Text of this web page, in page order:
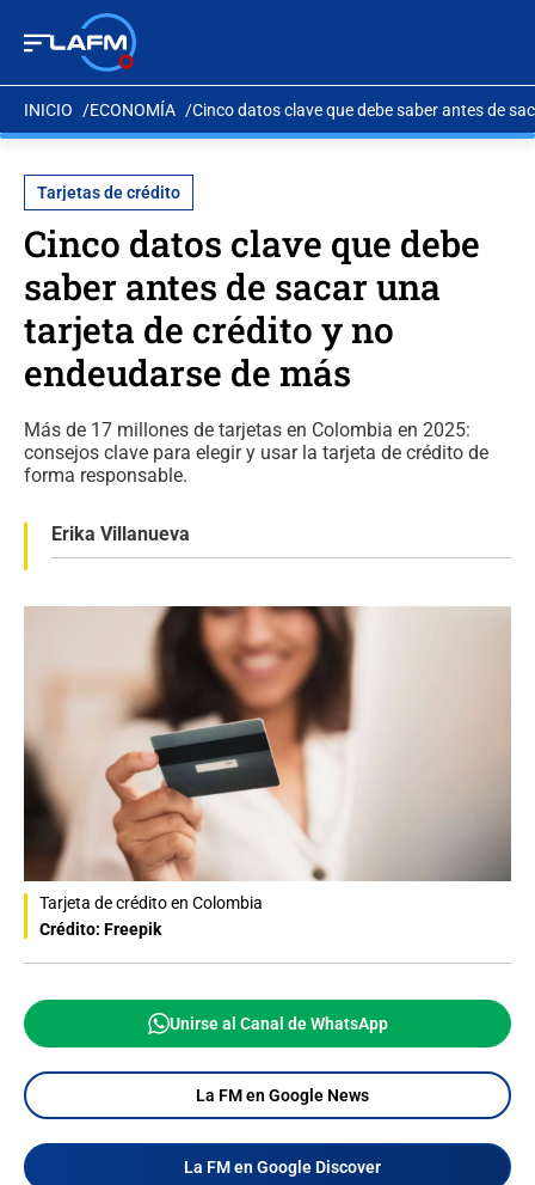
INICIO ECONOMÍA Cinco datos clave que debe saber antes de
Tarjetas de crédito
Cinco datos clave que debe
saber antes de sacar una
tarjeta de crédito y no
endeudarse de más
Más de 17 millones de tarjetas en Colombia en 2025:
consejos clave para elegir y usar la tarjeta de crédito de
forma responsable.
Erika Villanueva
Tarjeta de crédito en Colombia
Crédito: Freepik
Unirse al Canal de WhatsApp
La FM en Google News
La FM en Google Discover